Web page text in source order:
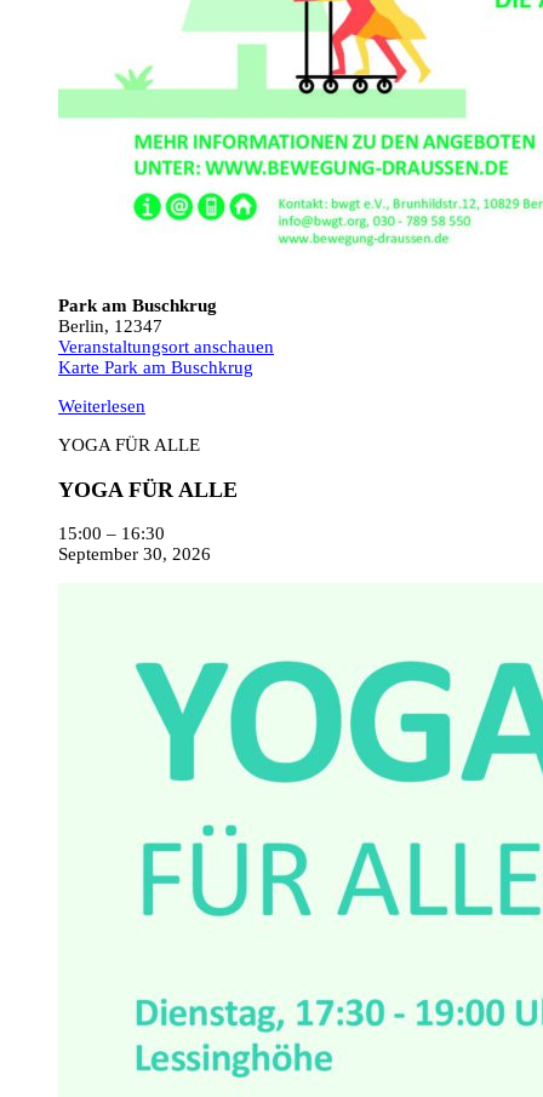
Park am Buschkrug
Berlin, 12347
Veranstaltungsort anschauen
Karte Park am Buschkrug
Weiterlesen
YOGA FÜR ALLE
YOGA FÜR ALLE
15:00 – 16:30
September 30, 2026